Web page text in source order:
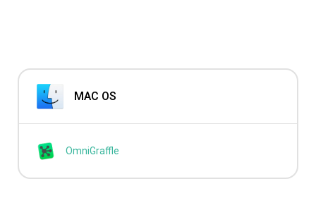
MAC OS
OmniGraffle